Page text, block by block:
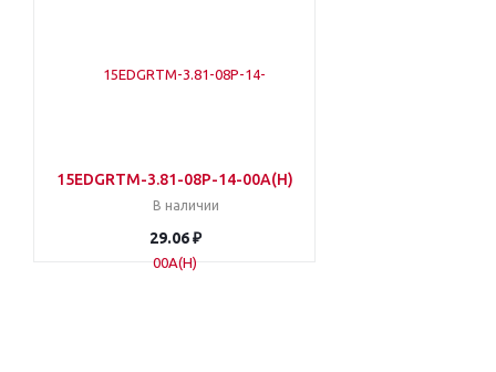
15EDGRTM-3.81-08P-14-00A(H)
В наличии
29.06 ₽